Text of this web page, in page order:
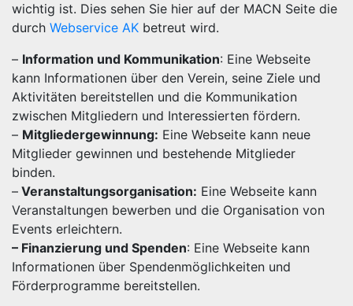
wichtig ist. Dies sehen Sie hier auf der MACN Seite die
durch Webservice AK betreut wird.
– Information und Kommunikation: Eine Webseite
kann Informationen über den Verein, seine Ziele und
Aktivitäten bereitstellen und die Kommunikation
zwischen Mitgliedern und Interessierten fördern.
– Mitgliedergewinnung: Eine Webseite kann neue
Mitglieder gewinnen und bestehende Mitglieder
binden.
– Veranstaltungsorganisation: Eine Webseite kann
Veranstaltungen bewerben und die Organisation von
Events erleichtern.
– Finanzierung und Spenden: Eine Webseite kann
Informationen über Spendenmöglichkeiten und
Förderprogramme bereitstellen.